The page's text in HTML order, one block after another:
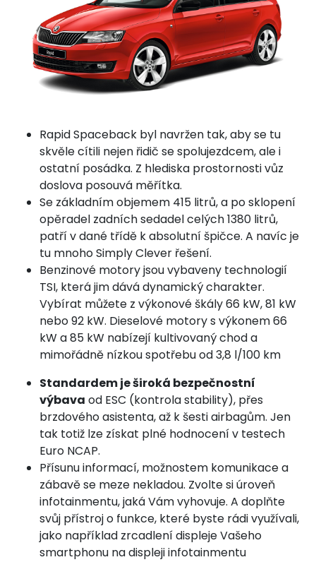
Rapid Spaceback byl navržen tak, aby se tu
skvěle cítili nejen řidič se spolujezdcem, ale i
ostatní posádka. Z hlediska prostornosti vůz
doslova posouvá měřítka.
Se základním objemem 415 litrů, a po sklopení
opěradel zadních sedadel celých 1380 litrů,
patří v dané třídě k absolutní špičce. A navíc je
tu mnoho Simply Clever řešení.
Benzinové motory jsou vybaveny technologií
TSI, která jim dává dynamický charakter.
Vybírat můžete z výkonové škály 66 kW, 81 kW
nebo 92 kW. Dieselové motory s výkonem 66
kW a 85 kW nabízejí kultivovaný chod a
mimořádně nízkou spotřebu od 3,8 l/100 km
Standardem je široká bezpečnostní
výbava od ESC (kontrola stability), přes
brzdového asistenta, až k šesti airbagům. Jen
tak totiž lze získat plné hodnocení v testech
Euro NCAP.
Přísunu informací, možnostem komunikace a
zábavě se meze nekladou. Zvolte si úroveň
infotainmentu, jaká Vám vyhovuje. A doplňte
svůj přístroj o funkce, které byste rádi využívali,
jako například zrcadlení displeje Vašeho
smartphonu na displeji infotainmentu